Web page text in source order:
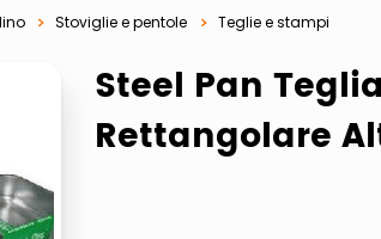
0703 thin rotondo sun
Stoviglie e pentole Teglie e stampi
Steel Pan
Rettangolare